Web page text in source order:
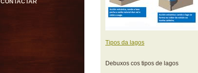
CONTACTAR
Tipos da lagos
Debuxos cos tipos de lagos